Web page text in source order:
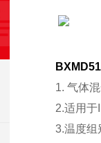
1. 气体
2.适用于
3.温度组